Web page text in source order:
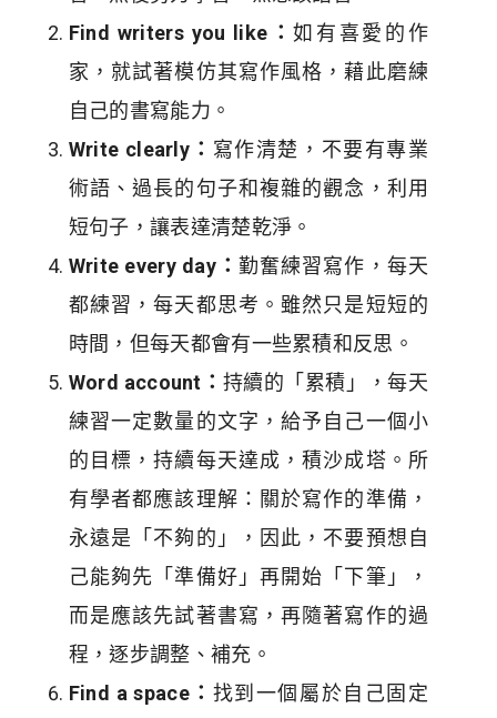
Find writers you like：如有喜愛的作
家，就試著模仿其寫作風格，藉此磨練
自己的書寫能力。
Write clearly： 寫作清楚，不要有專業
術語、過長的句子和複雜的觀念，利用
短句子，讓表達清楚乾淨。
Write every day： 勤奮練習寫作，每天
都練習，每天都思考。雖然只是短短的
時間，但每天都會有一些累積和反思。
Word account： 持續的「累積」，每天
練習一定數量的文字，給予自己一個小
的目標，持續每天達成，積沙成塔。所
有學者都應該理解：關於寫作的準備，
永遠是「不夠的」，因此，不要預想自
己能夠先「準備好」再開始「下筆」，
而是應該先試著書寫，再隨著寫作的過
程，逐步調整、補充。
Find a space： 找到一個屬於自己固定